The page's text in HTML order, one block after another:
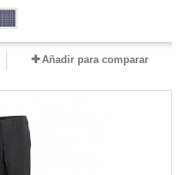
Añadir para comparar